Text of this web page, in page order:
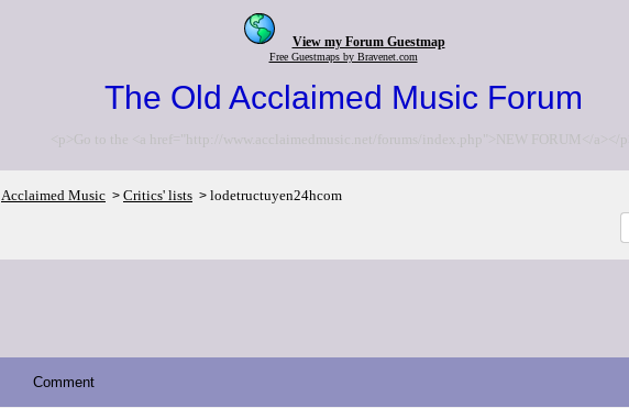
View my Forum Guestmap
Free Guestmaps by Bravenet.com
The Old Acclaimed Music Forum
<p>Go to the <a href="http://www.acclaimedmusic.net/forums/index.php">NEW FORUM</a></p>
Acclaimed Music > Critics' lists > lodetructuyen24hcom
Comment